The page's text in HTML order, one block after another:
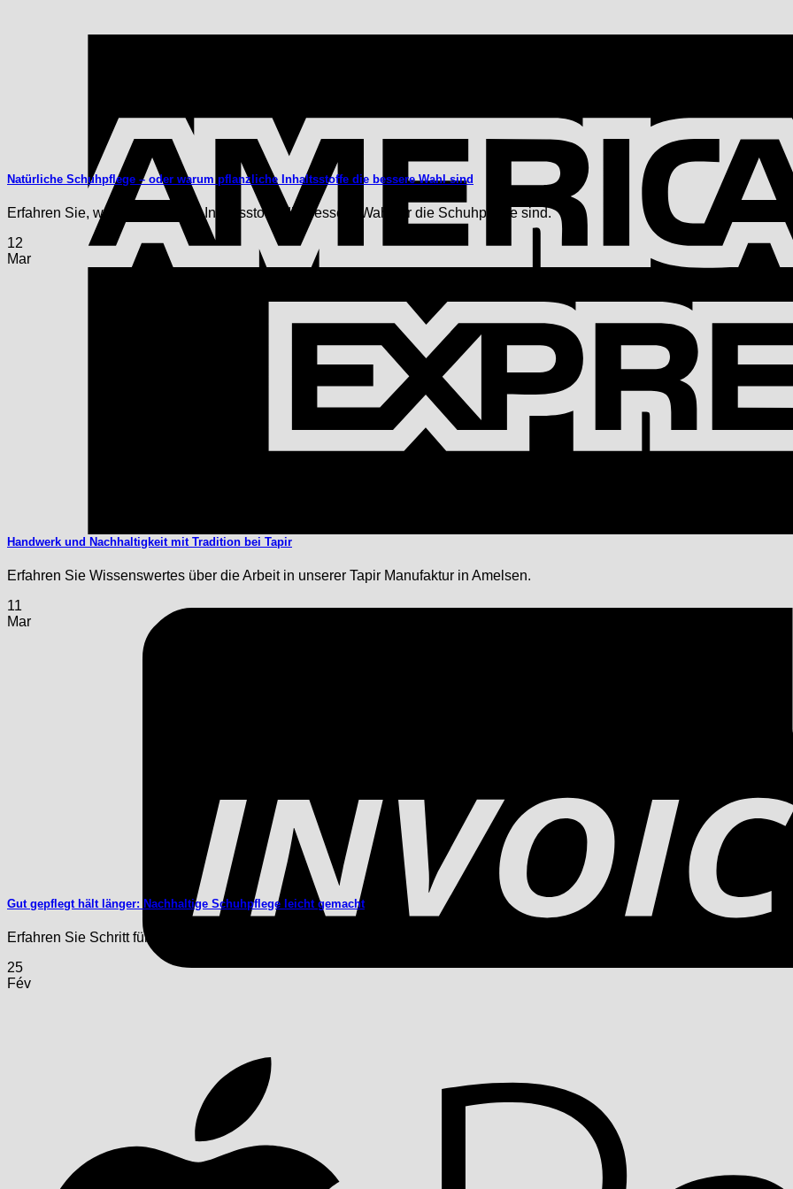
Natürliche Schuhpflege – oder warum pflanzliche Inhaltsstoffe die bessere Wahl sind
Erfahren Sie, warum natürliche Inhaltsstoffe die bessere Wahl für die Schuhpflege sind.
12
Mar
Handwerk und Nachhaltigkeit mit Tradition bei Tapir
Erfahren Sie Wissenswertes über die Arbeit in unserer Tapir Manufaktur in Amelsen.
11
Mar
Gut gepflegt hält länger: Nachhaltige Schuhpflege leicht gemacht
Erfahren Sie Schritt für Schritt, wie Sie Ihre Schuhpflege natürlich und gut in Ihren Alltag [...]
25
Fév